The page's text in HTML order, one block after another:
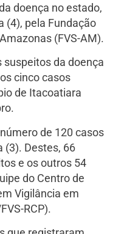
doença no estado,
(4), pela Fundação
(FVS-AM).
suspeitos da doença
cinco casos
de Itacoatiara
de 120 casos
(3). Destes, 66
e os outros 54
do Centro de
Vigilância em
RCP).